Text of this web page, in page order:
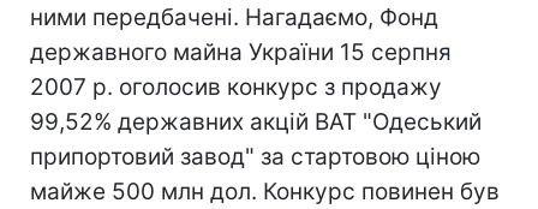
ними передбачені. Нагадаємо, Фонд
державного майна України 15 серпня
2007 р. оголосив конкурс з продажу
99,52% державних акцій ВАТ "Одеський
припортовий завод" за стартовою ціною
майже 500 млн дол. Конкурс повинен був